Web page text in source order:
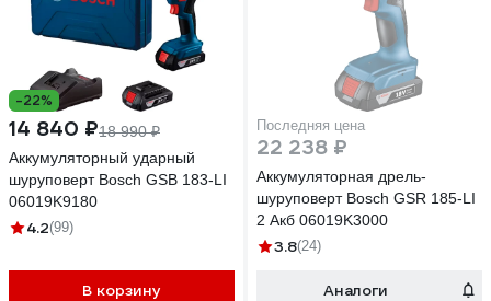
-22%
14 840 ₽18 990 ₽
Аккумуляторный ударный
шуруповерт Bosch GSB 183-LI
06019K9180
4.2(99)
В корзину
Последняя цена
22 238 ₽
Аккумуляторная дрель-
шуруповерт Bosch GSR 185-LI
2 Акб 06019K3000
3.8(24)
Аналоги